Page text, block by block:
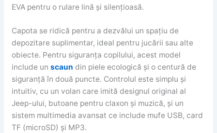
EVA pentru o rulare lină și silențioasă.
Capota se ridică pentru a dezvălui un spațiu de
depozitare suplimentar, ideal pentru jucării sau alte
obiecte. Pentru siguranța copilului, acest model
include un scaun din piele ecologică și o centură de
siguranță în două puncte. Controlul este simplu și
intuitiv, cu un volan care imită designul original al
Jeep-ului, butoane pentru claxon și muzică, și un
sistem multimedia avansat ce include mufe USB, card
TF (microSD) și MP3.